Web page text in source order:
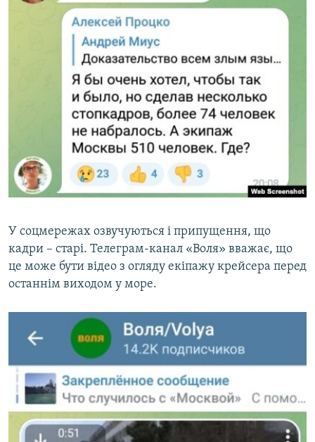
У соцмережах озвучуються і припущення, що
кадри – старі. Телеграм-канал «Воля» вважає, що
це може бути відео з огляду екіпажу крейсера перед
останнім виходом у море.